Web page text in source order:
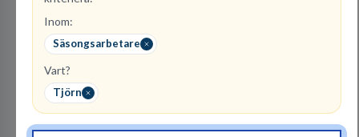
Inom:
Säsongsarbetare
Vart?
Tjörn